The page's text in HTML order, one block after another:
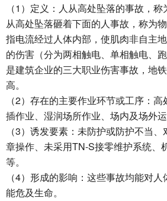
（1 ）定义：人从高处坠落的事故，
从高处坠落砸着下面的人事故，称为
指电流经过人体内部，使肌肉非自主
的伤害（分为两相触电、单相触电、
是建筑企业的三大职业伤害事故，地
高。
（2）存在的主要作业环节或工序：高
插作业、湿润场所作业、场内及场外运
（3）诱发要素：未防护或防护不当、
章操作、未采用TN-S接零维护系统、
等。
（4）形成的影响：这些事故均能对
能危及生命。